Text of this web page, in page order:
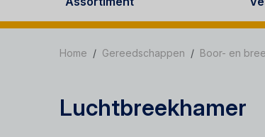
Home Gereedschappen Boor- en
Luchtbreekhamer